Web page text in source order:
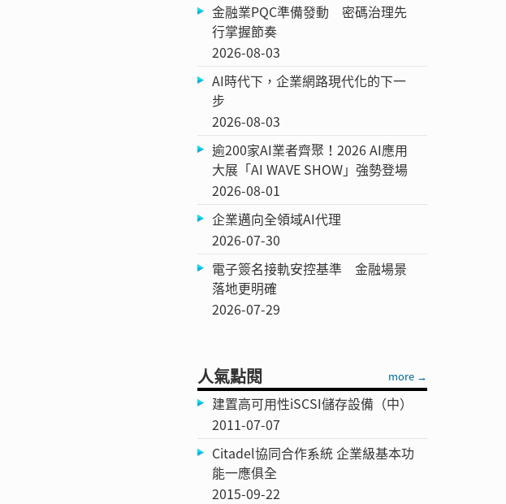
金融業PQC準備發動 密碼治理先
行掌握節奏
2026-08-03
AI時代下，企業網路現代化的下一
步
2026-08-03
逾200家AI業者齊聚！2026 AI應用
大展「AI WAVE SHOW」強勢登場
2026-08-01
企業邁向全領域AI代理
2026-07-30
電子簽名接軌安控基準 金融場景
落地更明確
2026-07-29
人氣點閱 more →
建置高可用性iSCSI儲存設備（中）
2011-07-07
Citadel協同合作系統 企業級基本功
能一應俱全
2015-09-22